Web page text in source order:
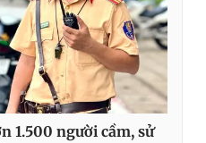
1.500 người cầm, sử